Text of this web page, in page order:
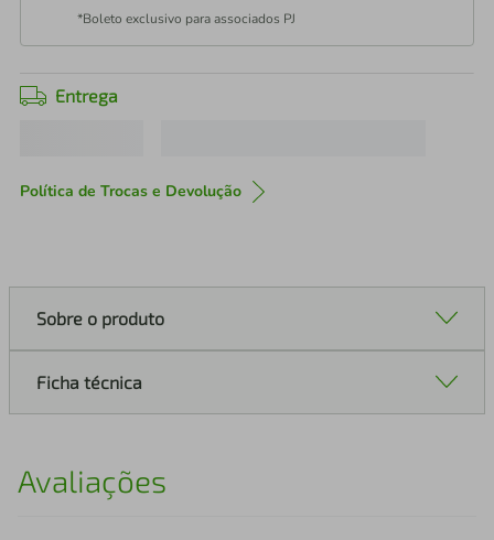
*Boleto exclusivo para associados PJ
Entrega
Política de Trocas e Devolução
Sobre o produto
Ficha técnica
Avaliações